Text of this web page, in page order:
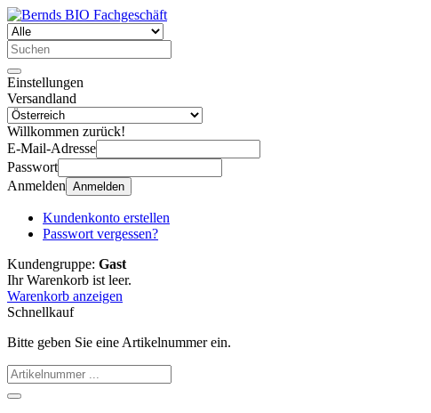
Einstellungen
Versandland
Willkommen zurück!
E-Mail-Adresse
Passwort
Anmelden Anmelden
Kundenkonto erstellen
Passwort vergessen?
Kundengruppe: Gast
Ihr Warenkorb ist leer.
Warenkorb anzeigen
Schnellkauf
Bitte geben Sie eine Artikelnummer ein.